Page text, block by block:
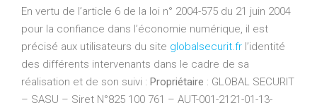
En vertu de l’article 6 de la loi n° 2004-575 du 21 juin 2004
pour la confiance dans l’économie numérique, il est
précisé aux utilisateurs du site globalsecurit.fr l’identité
des différents intervenants dans le cadre de sa
réalisation et de son suivi : Propriétaire : GLOBAL SECURIT
– SASU – Siret N°825 100 761 – AUT-001-2121-01-13-